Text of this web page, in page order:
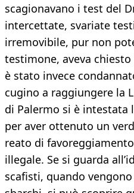
scagionavano i test del
intercettate, svariate
irremovibile, pur non
testimone, aveva
è stato invece
cugino a raggiungere la
di Palermo si è intestata
per aver ottenuto un
reato di
illegale. Se si guarda
scafisti, quando